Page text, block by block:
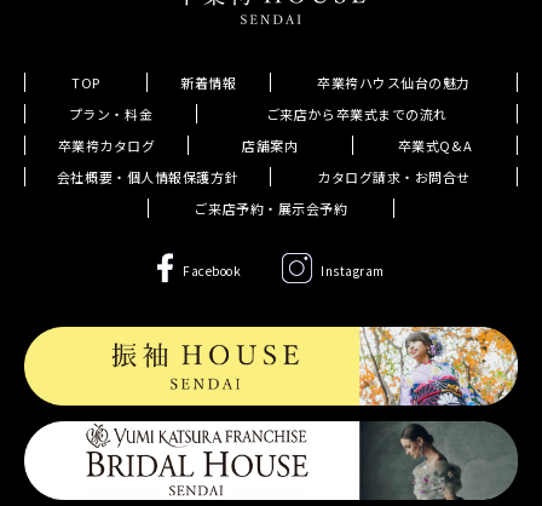
TOP 新着情報
卒業袴ハウス仙台の魅力
プラン・料金
ご来店から卒業式までの流れ
卒業袴カタログ
店舗案内
卒業式Q&A
会社概要・個人情報保護方針
カタログ請求・お問合せ
ご来店予約・展示会予約
Facebook Instagram